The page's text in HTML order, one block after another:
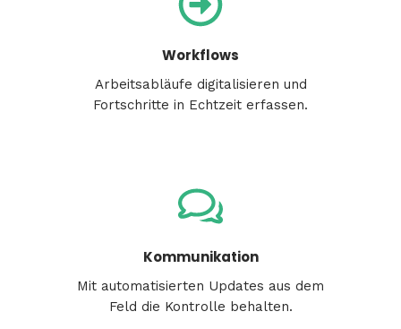
Workflows
Arbeitsabläufe digitalisieren und
Fortschritte in Echtzeit erfassen.
Kommunikation
Mit automatisierten Updates aus dem
Feld die Kontrolle behalten.